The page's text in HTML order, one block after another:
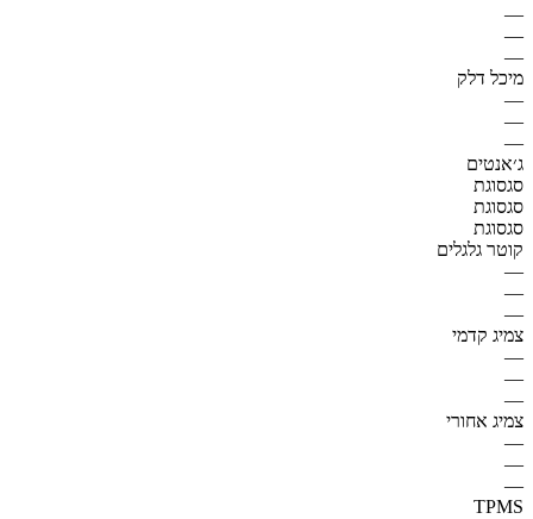
—
—
—
מיכל דלק
—
—
—
ג׳אנטים
סגסוגת
סגסוגת
סגסוגת
קוטר גלגלים
—
—
—
צמיג קדמי
—
—
—
צמיג אחורי
—
—
—
TPMS